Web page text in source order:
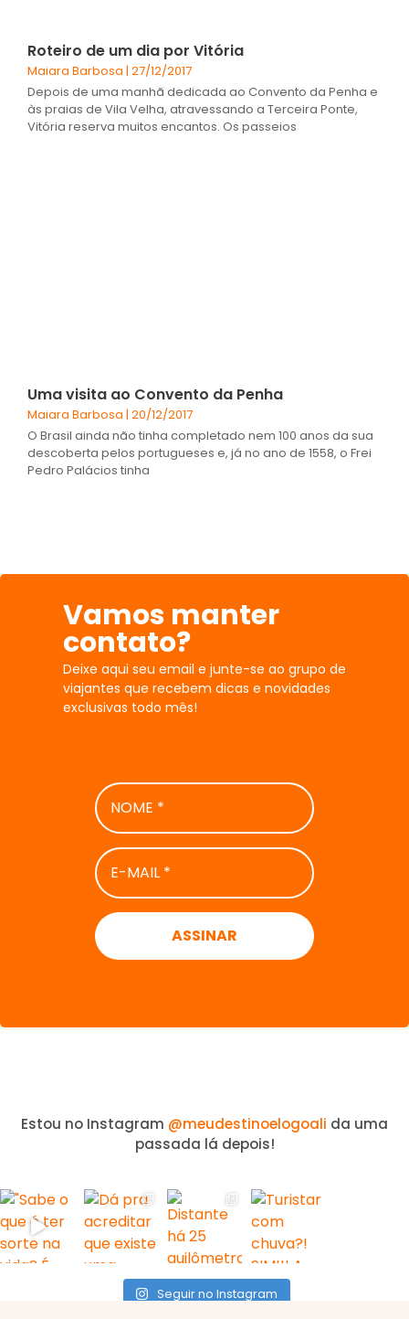
Roteiro de um dia por Vitória
Maiara Barbosa 27/12/2017
Depois de uma manhã dedicada ao Convento da Penha e
às praias de Vila Velha, atravessando a Terceira Ponte,
Vitória reserva muitos encantos. Os passeios
Uma visita ao Convento da Penha
Maiara Barbosa 20/12/2017
O Brasil ainda não tinha completado nem 100 anos da sua
descoberta pelos portugueses e, já no ano de 1558, o Frei
Pedro Palácios tinha
Vamos manter
contato?
Deixe aqui seu email e junte-se ao grupo de
viajantes que recebem dicas e novidades
exclusivas todo mês!
NOME
*
E-
MAIL
*
Estou no Instagram @meudestinoelogoali da uma
passada lá depois!
Seguir no Instagram